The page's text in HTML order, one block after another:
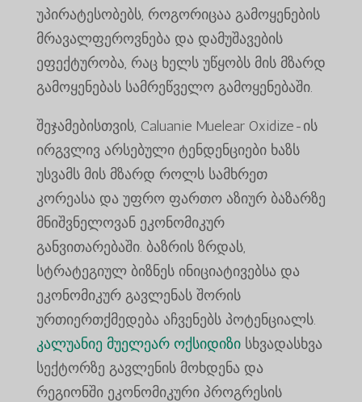
უპირატესობებს, როგორიცაა გამოყენების
მრავალფეროვნება და დამუშავების
ეფექტურობა, რაც ხელს უწყობს მის მზარდ
გამოყენებას სამრეწველო გამოყენებაში.
შეჯამებისთვის, Caluanie Muelear Oxidize-ის
ირგვლივ არსებული ტენდენციები ხაზს
უსვამს მის მზარდ როლს სამხრეთ
კორეასა და უფრო ფართო აზიურ ბაზარზე
მნიშვნელოვან ეკონომიკურ
განვითარებაში. ბაზრის ზრდას,
სტრატეგიულ ბიზნეს ინიციატივებსა და
ეკონომიკურ გავლენას შორის
ურთიერთქმედება აჩვენებს პოტენციალს.
კალუანიე მუელეარ ოქსიდიზისხვადასხვა
სექტორზე გავლენის მოხდენა და
რეგიონში ეკონომიკური პროგრესის